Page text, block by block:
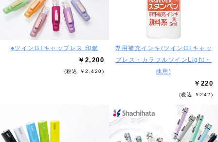
●ツインGTキャップレス 印鑑
￥2,200
(税込 ￥2,420)
専用補充インキ(ツインGTキャッ
プレス・カラフルツインLight・
他用)
￥220
(税込 ￥242)